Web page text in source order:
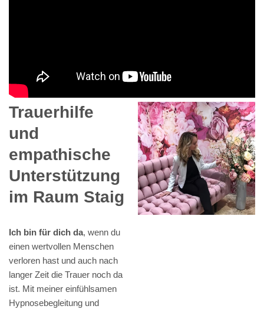
Trauerhilfe
und
empathische
Unterstützung
im Raum Staig
Ich bin für dich da, wenn du
einen wertvollen Menschen
verloren hast und auch nach
langer Zeit die Trauer noch da
ist. Mit meiner einfühlsamen
Hypnosebegleitung und